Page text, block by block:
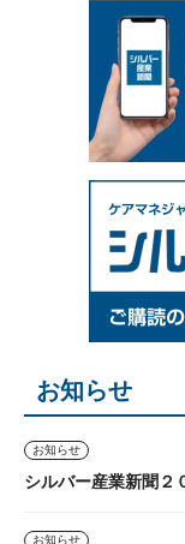
お知らせ
お知らせ
シルバー産業新聞２
お知らせ